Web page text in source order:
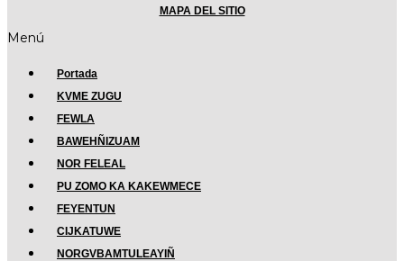
MAPA DEL SITIO
Menú
Portada
KVME ZUGU
FEWLA
BAWEHÑIZUAM
NOR FELEAL
PU ZOMO KA KAKEWMECE
FEYENTUN
CIJKATUWE
NORGVBAMTULEAYIÑ